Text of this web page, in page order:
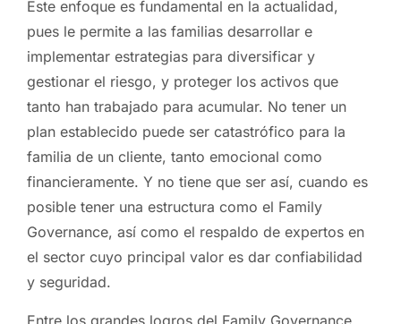
Este enfoque es fundamental en la actualidad,
pues le permite a las familias desarrollar e
implementar estrategias para diversificar y
gestionar el riesgo, y proteger los activos que
tanto han trabajado para acumular. No tener un
plan establecido puede ser catastrófico para la
familia de un cliente, tanto emocional como
financieramente. Y no tiene que ser así, cuando es
posible tener una estructura como el Family
Governance, así como el respaldo de expertos en
el sector cuyo principal valor es dar confiabilidad
y seguridad.
Entre los grandes logros del Family Governance